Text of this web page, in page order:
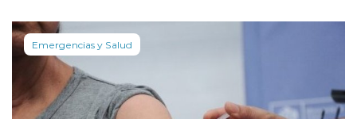
Emergencias y Salud